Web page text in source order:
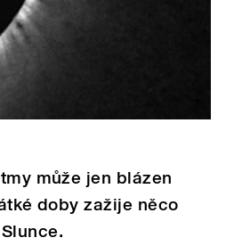
může jen blázen
doby zažije něco